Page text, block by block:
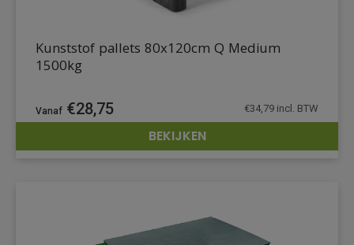
DETAILS
Kunststof pallets 80x120cm Q Medium
1500kg
€28,75 €34,79 incl. BTW
BEKIJKEN